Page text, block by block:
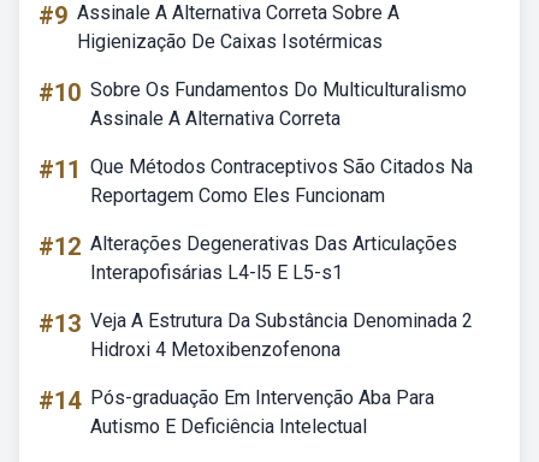
#9 Assinale A Alternativa Correta Sobre A
Higienização De Caixas Isotérmicas
#10 Sobre Os Fundamentos Do Multiculturalismo
Assinale A Alternativa Correta
#11 Que Métodos Contraceptivos São Citados Na
Reportagem Como Eles Funcionam
#12 Alterações Degenerativas Das Articulações
Interapofisárias L4-l5 E L5-s1
#13 Veja A Estrutura Da Substância Denominada 2
Hidroxi 4 Metoxibenzofenona
#14 Pós-graduação Em Intervenção Aba Para
Autismo E Deficiência Intelectual